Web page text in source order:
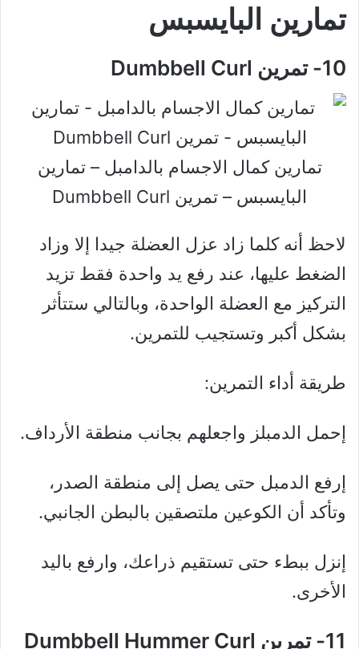
تمارين البايسبس
10- تمرين Dumbbell Curl
تمارين كمال الاجسام بالدامبل – تمارين
البايسبس – تمرين Dumbbell Curl
لاحظ أنه كلما زاد عزل العضلة جيدا إلا وزاد
الضغط عليها، عند رفع يد واحدة فقط تزيد
التركيز مع العضلة الواحدة، وبالتالي ستتأثر
بشكل أكبر وتستجيب للتمرين.
طريقة أداء التمرين:
إحمل الدمبلز واجعلهم بجانب منطقة الأرداف.
إرفع الدمبل حتى يصل إلى منطقة الصدر،
وتأكد أن الكوعين ملتصقين بالبطن الجانبي.
إنزل ببطء حتى تستقيم ذراعك، وارفع باليد
الأخرى.
11- تمرين Dumbbell Hummer Curl